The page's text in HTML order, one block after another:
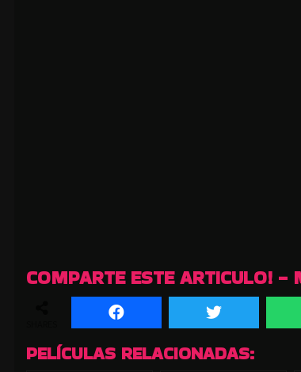
COMPARTE ESTE ARTICULO!
PELÍCULAS RELACIONADAS: